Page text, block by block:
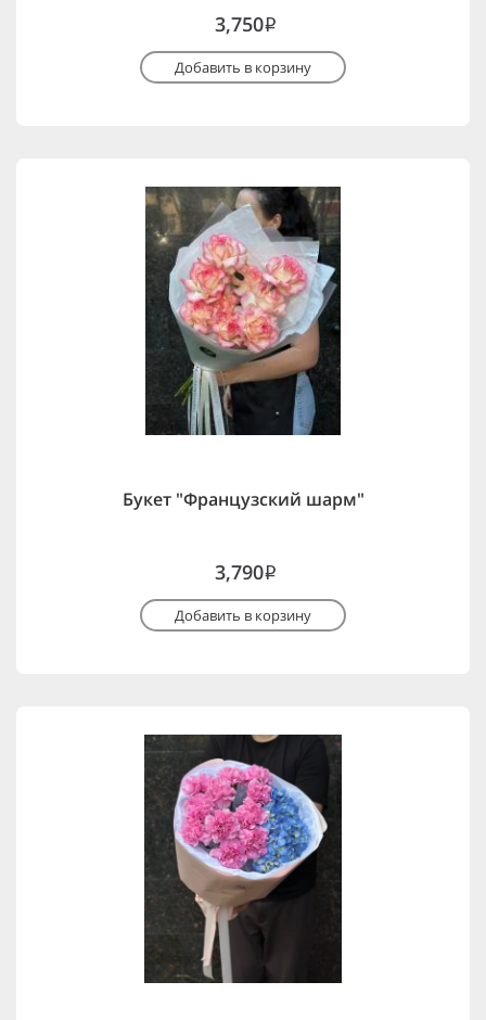
3,750i
Добавить в корзину
Букет "Французский шарм"
3,790i
Добавить в корзину